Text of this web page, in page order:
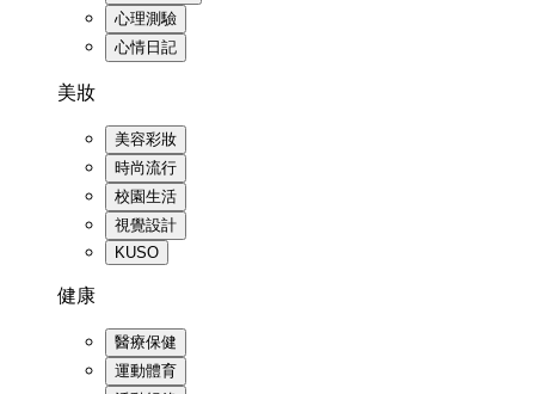
心理測驗
心情日記
美妝
美容彩妝
時尚流行
校園生活
視覺設計
KUSO
健康
醫療保健
運動體育